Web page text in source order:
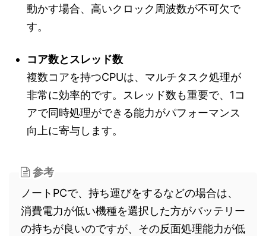
動かす場合、高いクロック周波数が不可欠で
す。
コア数とスレッド数
複数コアを持つCPUは、マルチタスク処理が
非常に効率的です。スレッド数も重要で、1コ
アで同時処理ができる能力がパフォーマンス
向上に寄与します。
参考
ノートPCで、持ち運びをするなどの場合は、
消費電力が低い機種を選択した方がバッテリー
の持ちが良いのですが、その反面処理能力が低